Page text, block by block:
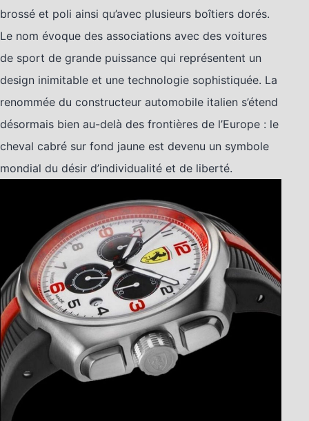
brossé et poli ainsi qu’avec plusieurs boîtiers dorés.
Le nom évoque des associations avec des voitures
de sport de grande puissance qui représentent un
design inimitable et une technologie sophistiquée. La
renommée du constructeur automobile italien s’étend
désormais bien au-delà des frontières de l’Europe : le
cheval cabré sur fond jaune est devenu un symbole
mondial du désir d’individualité et de liberté.